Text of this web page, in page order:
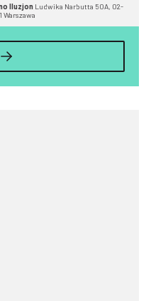
Iluzjon Ludwika Narbutta 50A, 02-
Warszawa